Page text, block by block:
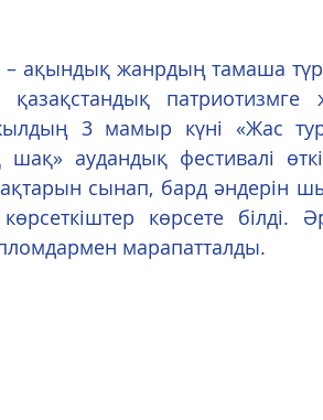
қазақстандық патриотизмге
3 мамыр күні «Жас
аудандық фестивалі
сынап, бард әндерін
көрсете білді.
марапатталды.